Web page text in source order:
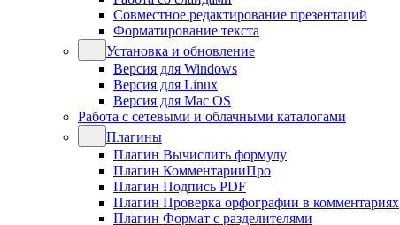
Совместное редактирование презентаций
Форматирование текста
Установка и обновление
Версия для Windows
Версия для Linux
Версия для Mac OS
Работа с сетевыми и облачными каталогами
Плагины
Плагин Вычислить формулу
Плагин КомментарииПро
Плагин Подпись PDF
Плагин Проверка орфографии в комментариях
Плагин Формат с разделителями